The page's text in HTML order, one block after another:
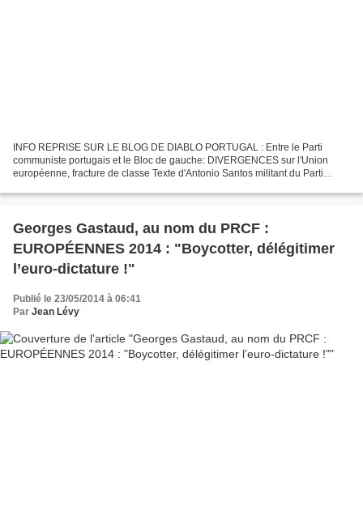
INFO REPRISE SUR LE BLOG DE DIABLO PORTUGAL : Entre le Parti
communiste portugais et le Bloc de gauche: DIVERGENCES sur l'Union
européenne, fracture de classe Texte d'Antonio Santos militant du Parti
Georges Gastaud, au nom du PRCF :
EUROPÉENNES 2014 : "Boycotter, délégitimer
l’euro-dictature !"
Publié le 23/05/2014 à 06:41
Par Jean Lévy